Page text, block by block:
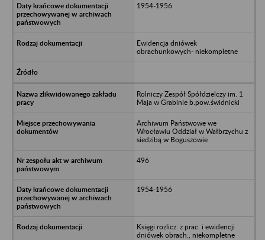
1954-1956
Ewidencja dniówek
obrachunkowych- niekompletne
Rolniczy Zespół Spółdzielczy im. 1
Maja w Grabinie b.pow.świdnicki
Archiwum Państwowe we
Wrocławiu Oddział w Wałbrzychu z
siedzibą w Boguszowie
496
1954-1956
Księgi rozlicz. z prac. i ewidencji
dniówek obrach., niekompletne